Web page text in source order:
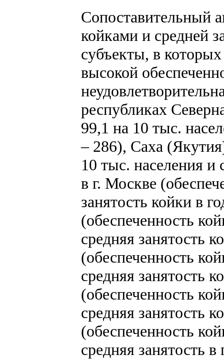
Сопоставительный
койками и средней
субъекты, в
высокой
республиках
99,1 на 10 тыс.
– 286), Саха
10 тыс. населения и
в г. Москве
занятость койки в
(обеспеченность
средняя занятость
(обеспеченность
средняя занятость
(обеспеченность
средняя занятость
(обеспеченность
средняя занятость в